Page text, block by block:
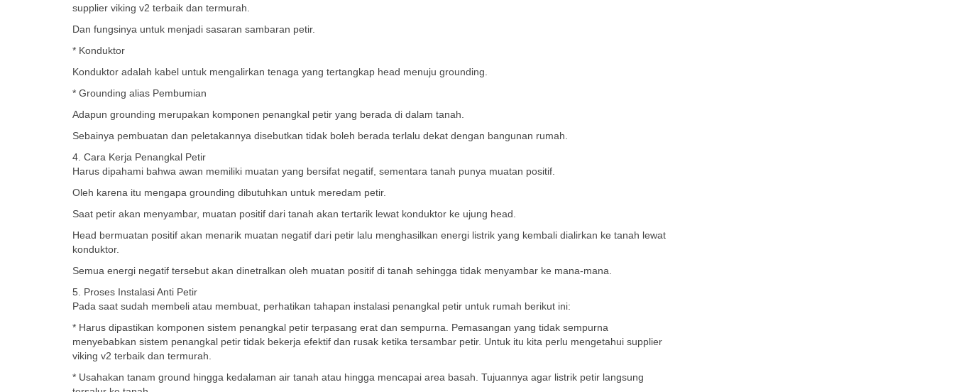
supplier viking v2 terbaik dan termurah.
Dan fungsinya untuk menjadi sasaran sambaran petir.
* Konduktor
Konduktor adalah kabel untuk mengalirkan tenaga yang tertangkap head menuju grounding.
* Grounding alias Pembumian
Adapun grounding merupakan komponen penangkal petir yang berada di dalam tanah.
Sebainya pembuatan dan peletakannya disebutkan tidak boleh berada terlalu dekat dengan bangunan rumah.
4. Cara Kerja Penangkal Petir
Harus dipahami bahwa awan memiliki muatan yang bersifat negatif, sementara tanah punya muatan positif.
Oleh karena itu mengapa grounding dibutuhkan untuk meredam petir.
Saat petir akan menyambar, muatan positif dari tanah akan tertarik lewat konduktor ke ujung head.
Head bermuatan positif akan menarik muatan negatif dari petir lalu menghasilkan energi listrik yang kembali dialirkan ke tanah lewat
konduktor.
Semua energi negatif tersebut akan dinetralkan oleh muatan positif di tanah sehingga tidak menyambar ke mana-mana.
5. Proses Instalasi Anti Petir
Pada saat sudah membeli atau membuat, perhatikan tahapan instalasi penangkal petir untuk rumah berikut ini:
* Harus dipastikan komponen sistem penangkal petir terpasang erat dan sempurna. Pemasangan yang tidak sempurna
menyebabkan sistem penangkal petir tidak bekerja efektif dan rusak ketika tersambar petir. Untuk itu kita perlu mengetahui supplier
viking v2 terbaik dan termurah.
* Usahakan tanam ground hingga kedalaman air tanah atau hingga mencapai area basah. Tujuannya agar listrik petir langsung